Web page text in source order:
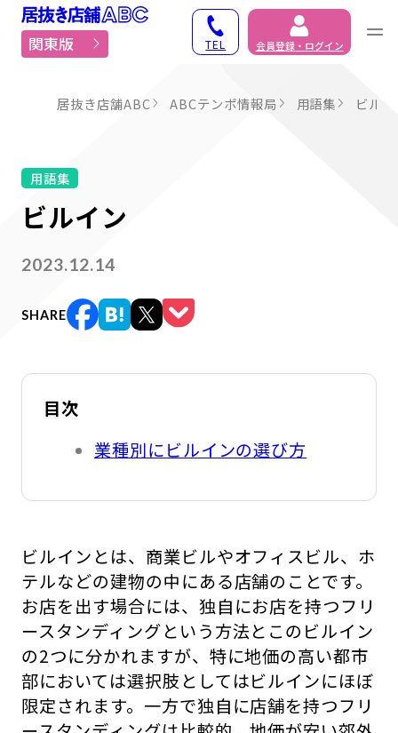
居抜き物件・貸店舗で
関東版 TEL 会員登録・ログイン
居抜き店舗ABC ABCテンポ情報局 用語集 ビル
用語集
ビルイン
2023.12.14
SHARE
目次
業種別にビルインの選び方
ビルインとは、商業ビルやオフィスビル、ホ
テルなどの建物の中にある店舗のことです。
お店を出す場合には、独自にお店を持つフリ
ースタンディングという方法とこのビルイン
の2つに分かれますが、特に地価の高い都市
部においては選択肢としてはビルインにほぼ
限定されます。一方で独自に店舗を持つフリ